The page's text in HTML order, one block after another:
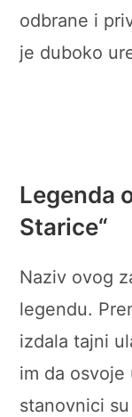
odbrane i
je duboko
Legenda
Starice“
Naziv ovog
legendu.
izdala tajni
im da osvoje
stanovnici